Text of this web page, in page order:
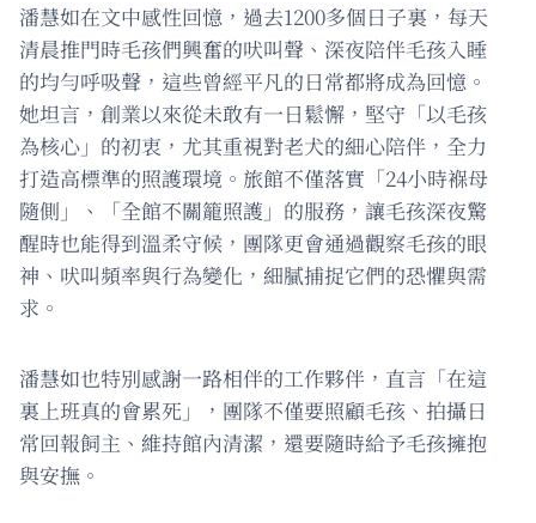
潘慧如在文中感性回憶，過去1200多個日子裏，每天
清晨推門時毛孩們興奮的吠叫聲、深夜陪伴毛孩入睡
的均勻呼吸聲，這些曾經平凡的日常都將成為回憶。
她坦言，創業以來從未敢有一日鬆懈，堅守「以毛孩
為核心」的初衷，尤其重視對老犬的細心陪伴，全力
打造高標準的照護環境。旅館不僅落實「24小時褓母
隨側」、「全館不關籠照護」的服務，讓毛孩深夜驚
醒時也能得到溫柔守候，團隊更會通過觀察毛孩的眼
神、吠叫頻率與行為變化，細膩捕捉它們的恐懼與需
求。
潘慧如也特別感謝一路相伴的工作夥伴，直言「在這
裏上班真的會累死」，團隊不僅要照顧毛孩、拍攝日
常回報飼主、維持館內清潔，還要隨時給予毛孩擁抱
與安撫。